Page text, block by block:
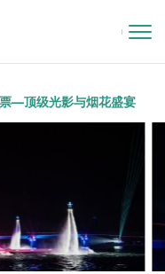
—顶级光影与烟花盛宴